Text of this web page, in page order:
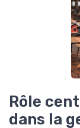
Rôle
dans la